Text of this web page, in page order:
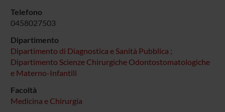
Telefono
0458027503
Dipartimento
Dipartimento di Diagnostica e Sanità Pubblica ;
Dipartimento Scienze Chirurgiche Odontostomatologiche
e Materno-Infantili
Facoltà
Medicina e Chirurgia